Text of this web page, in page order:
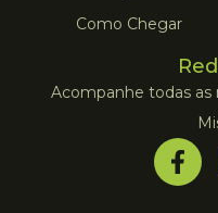
Como Chegar
Acompanhe todas as